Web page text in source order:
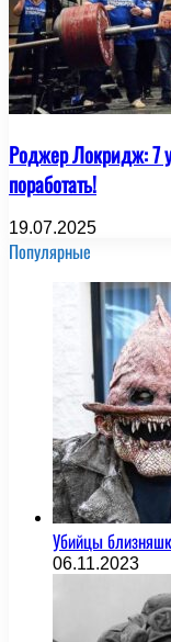
Роджер Локридж: 7
поработать!
19.07.2025
Популярные
Убийцы
06.11.2023